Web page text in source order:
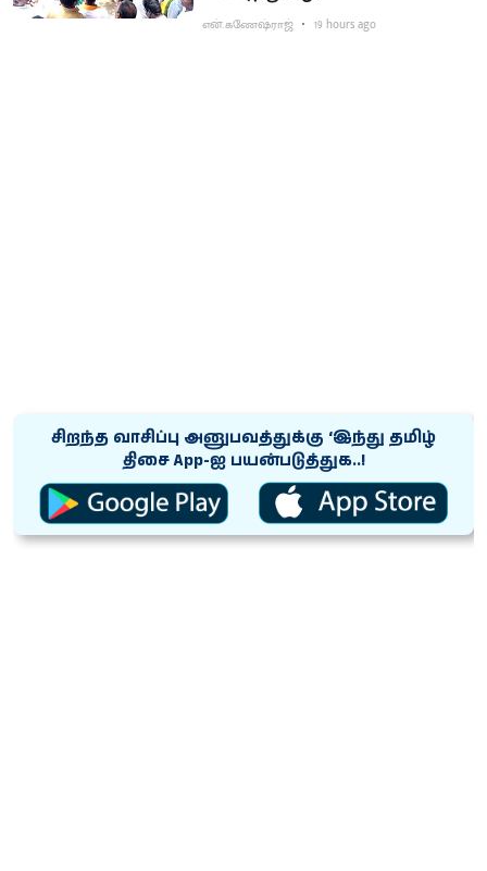
என்.கணேஷ்ராஜ் 19 hours ago
சிறந்த வாசிப்பு அனுபவத்துக்கு ‘இந்து தமிழ்
திசை App-ஐ பயன்படுத்துக..!